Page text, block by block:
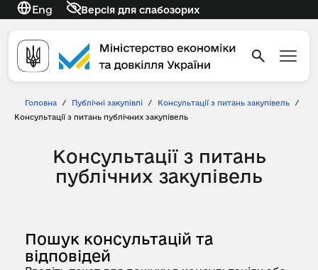
Eng Версія для слабозорих
Головна / Публічні закупівлі / Консультації з питань закупівель
/
Консультації з питань публічних закупівель
Консультації з питань
публічних закупівель
Пошук консультацій та
відповідей